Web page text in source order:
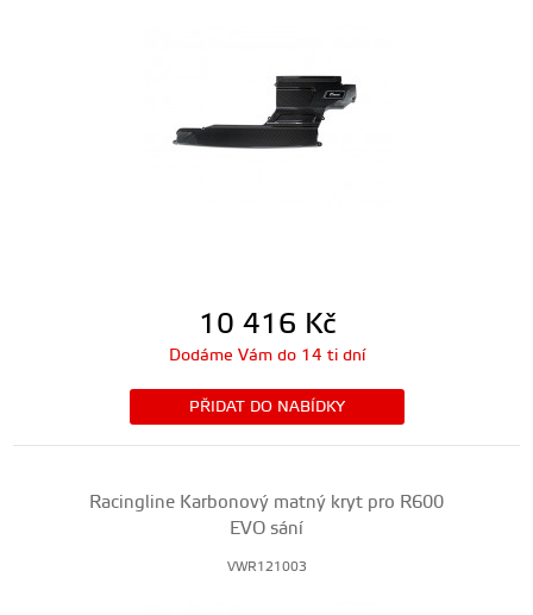
10 416 Kč
Dodáme Vám do 14 ti dní
PŘIDAT DO NABÍDKY
Racingline Karbonový matný kryt pro R600
EVO sání
VWR121003